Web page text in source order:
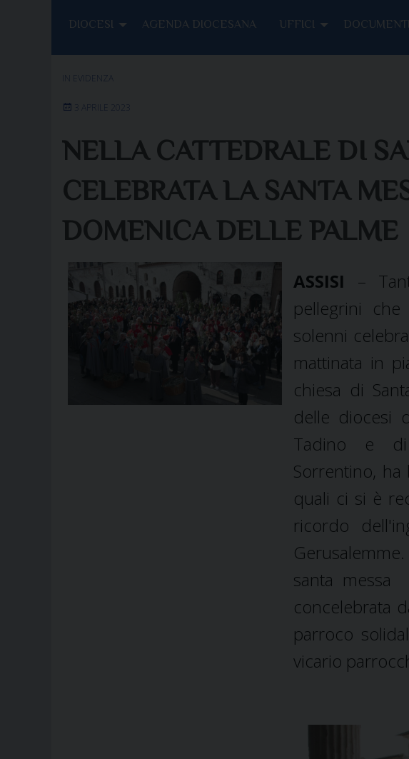
DIOCESI AGENDA DIOCESANA UFFICI DOCUMENTI
IN EVIDENZA
3 APRILE 2023
NELLA CATTEDRALE DI
CELEBRATA LA SANTA
DOMENICA DELLE PALME
ASSISI –
pellegrini
solenni
mattinata in
chiesa di
delle diocesi
Tadino e di
Sorrentino,
quali ci si è
ricordo
santa messa
concelebrata
parroco
vicario